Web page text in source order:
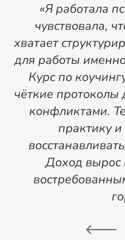
«Я работала
чувствовала,
хватает
для работы
Курс по
чёткие протоколы
конфликтами.
практику
Доход вырос